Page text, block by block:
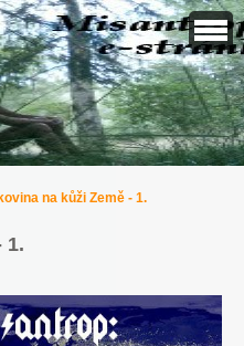
na kůži Země - 1.
1.